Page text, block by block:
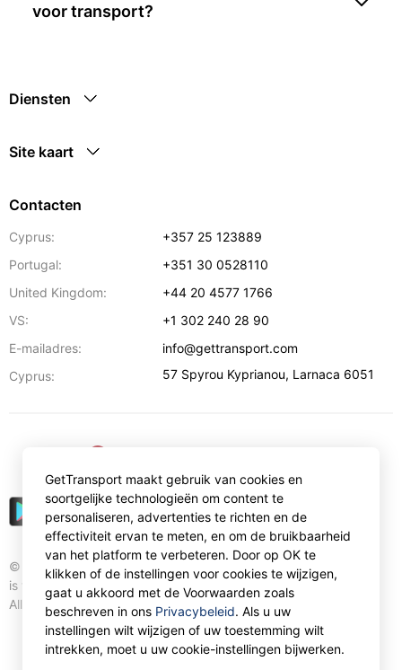
voor transport?
Diensten
Site kaart
Contacten
Cyprus:
+357 25 123889
Portugal:
+351 30 0528110
United Kingdom:
+44 20 4577 1766
VS:
+1 302 240 28 90
E-mailadres:
info@gettransport.com
Cyprus:
57 Spyrou Kyprianou, Larnaca 6051
© Gettransport International Limited. GetTransport®
is trademark of Gettransport International Limited.
All rights reserved.
GetTransport maakt gebruik van cookies en
soortgelijke technologieën om content te
personaliseren, advertenties te richten en de
effectiviteit ervan te meten, en om de bruikbaarheid
van het platform te verbeteren. Door op OK te
klikken of de instellingen voor cookies te wijzigen,
gaat u akkoord met de Voorwaarden zoals
beschreven in ons Privacybeleid. Als u uw
instellingen wilt wijzigen of uw toestemming wilt
intrekken, moet u uw cookie-instellingen bijwerken.